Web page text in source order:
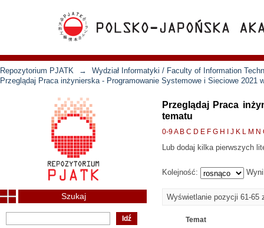
Repozytorium PJATK →
Wydział Informatyki / Faculty of Information
Przeglądaj Praca inżynierska - Programowanie Systemowe i Sieciowe 2021
Przeglądaj Praca
tematu
0-9A B C D E F G H J K L M N
Lub dodaj kilka pierwszych
Kolejność:
Wyświetlanie pozycji 61-65
Temat
Szukaj